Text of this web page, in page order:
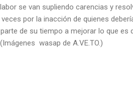
se van supliendo carencias y
por la inacción de quienes
de su tiempo a mejorar lo que es
wasap de A.VE.TO.)